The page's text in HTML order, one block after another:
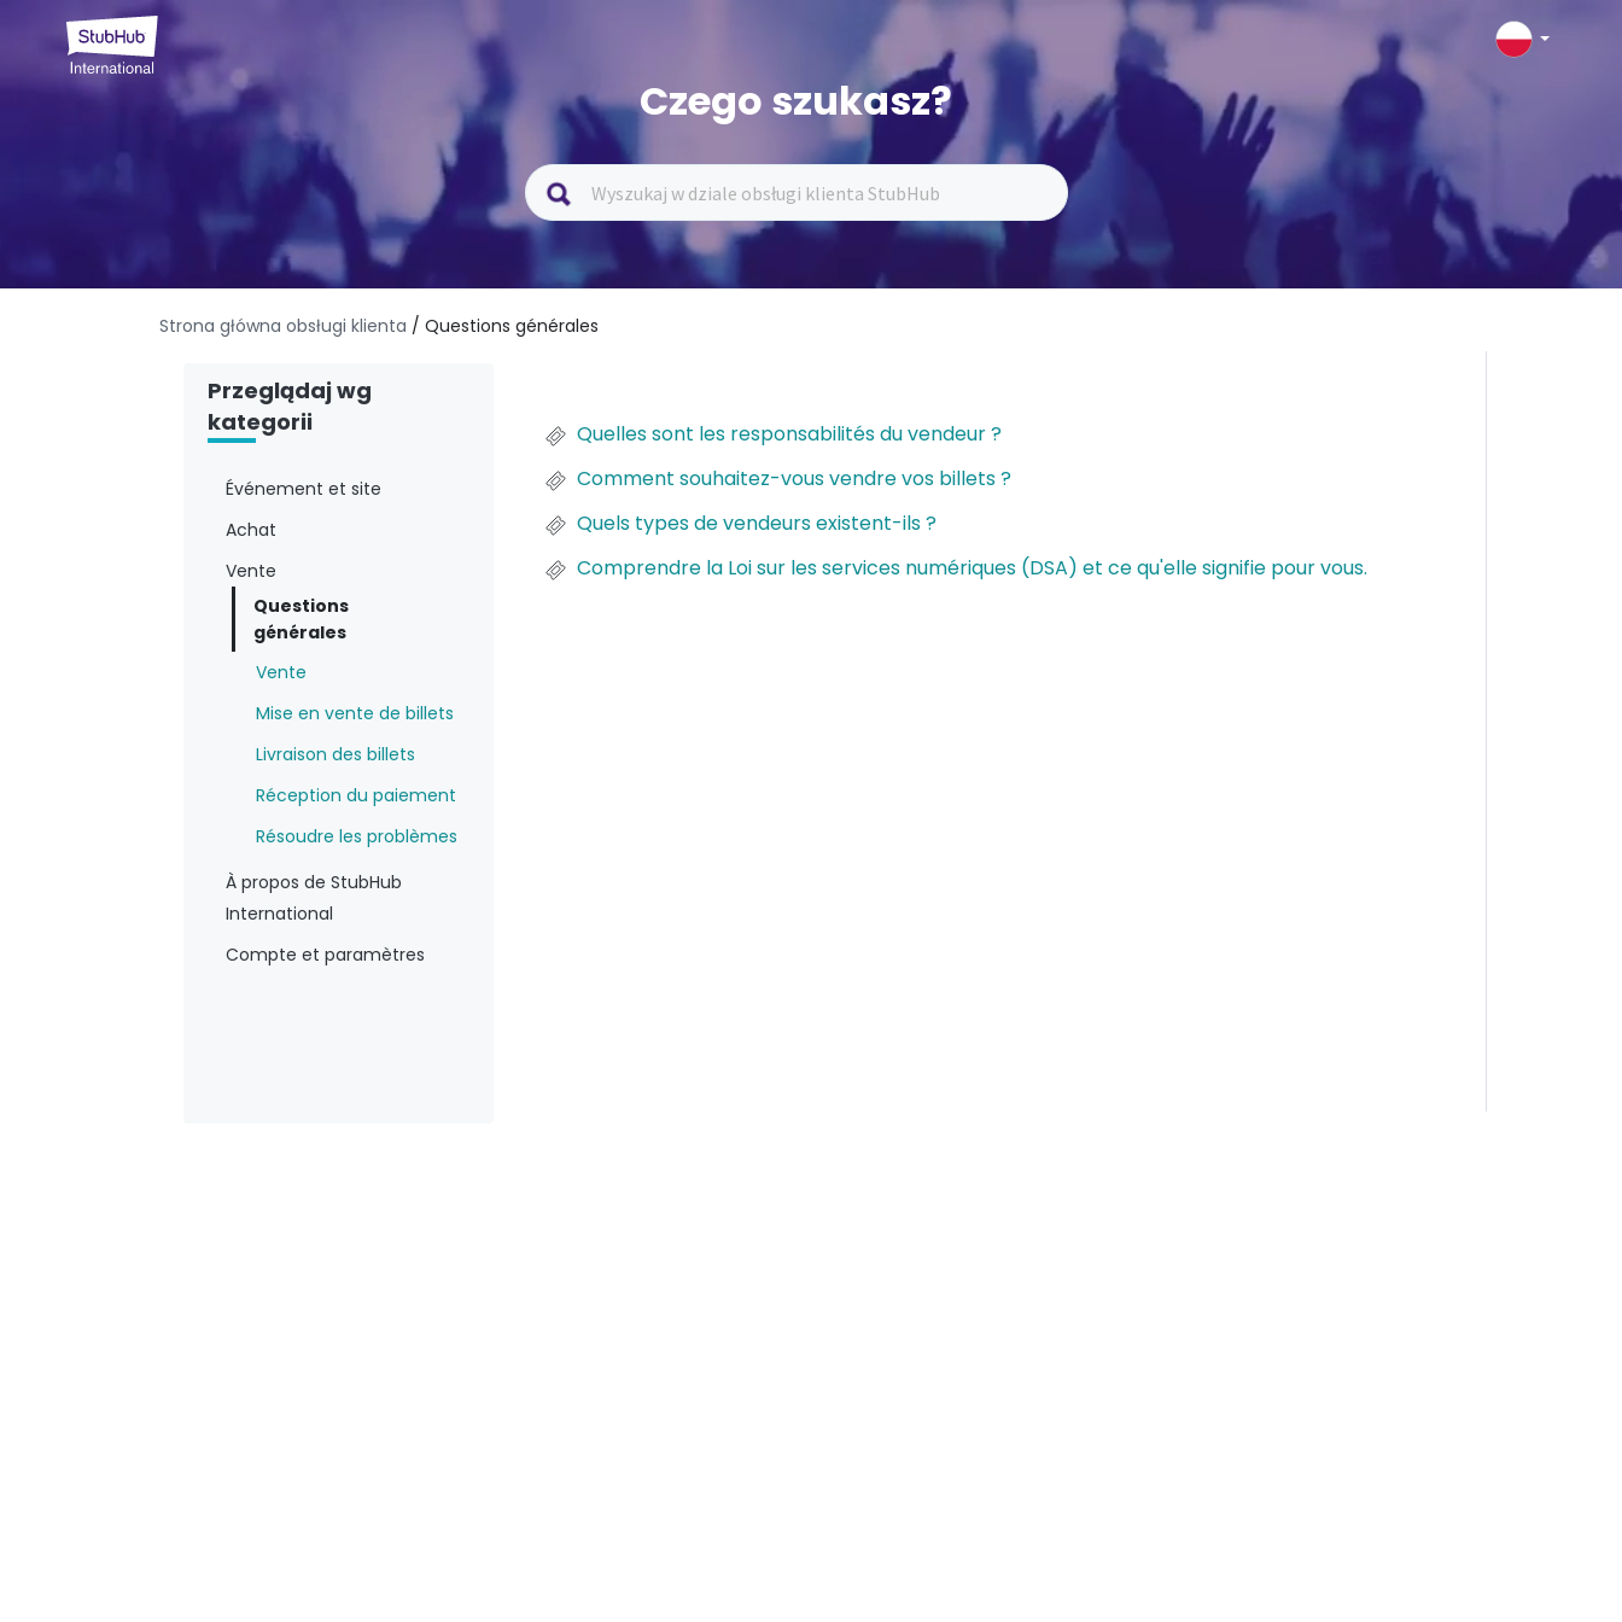
Czego szukasz?
Strona główna obsługi klienta / Questions générales
Przeglądaj wg
kategorii
Événement et site
Achat
Vente
Questions
générales
Vente
Mise en vente de billets
Livraison des billets
Réception du paiement
Résoudre les problèmes
À propos de StubHub
International
Compte et paramètres
Quelles sont les responsabilités du vendeur ?
Comment souhaitez-vous vendre vos billets ?
Quels types de vendeurs existent-ils ?
Comprendre la Loi sur les services numériques (DSA) et ce qu'elle signifie pour vous.